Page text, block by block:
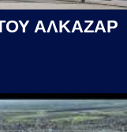
ΑΛΚΑΖΑΡ